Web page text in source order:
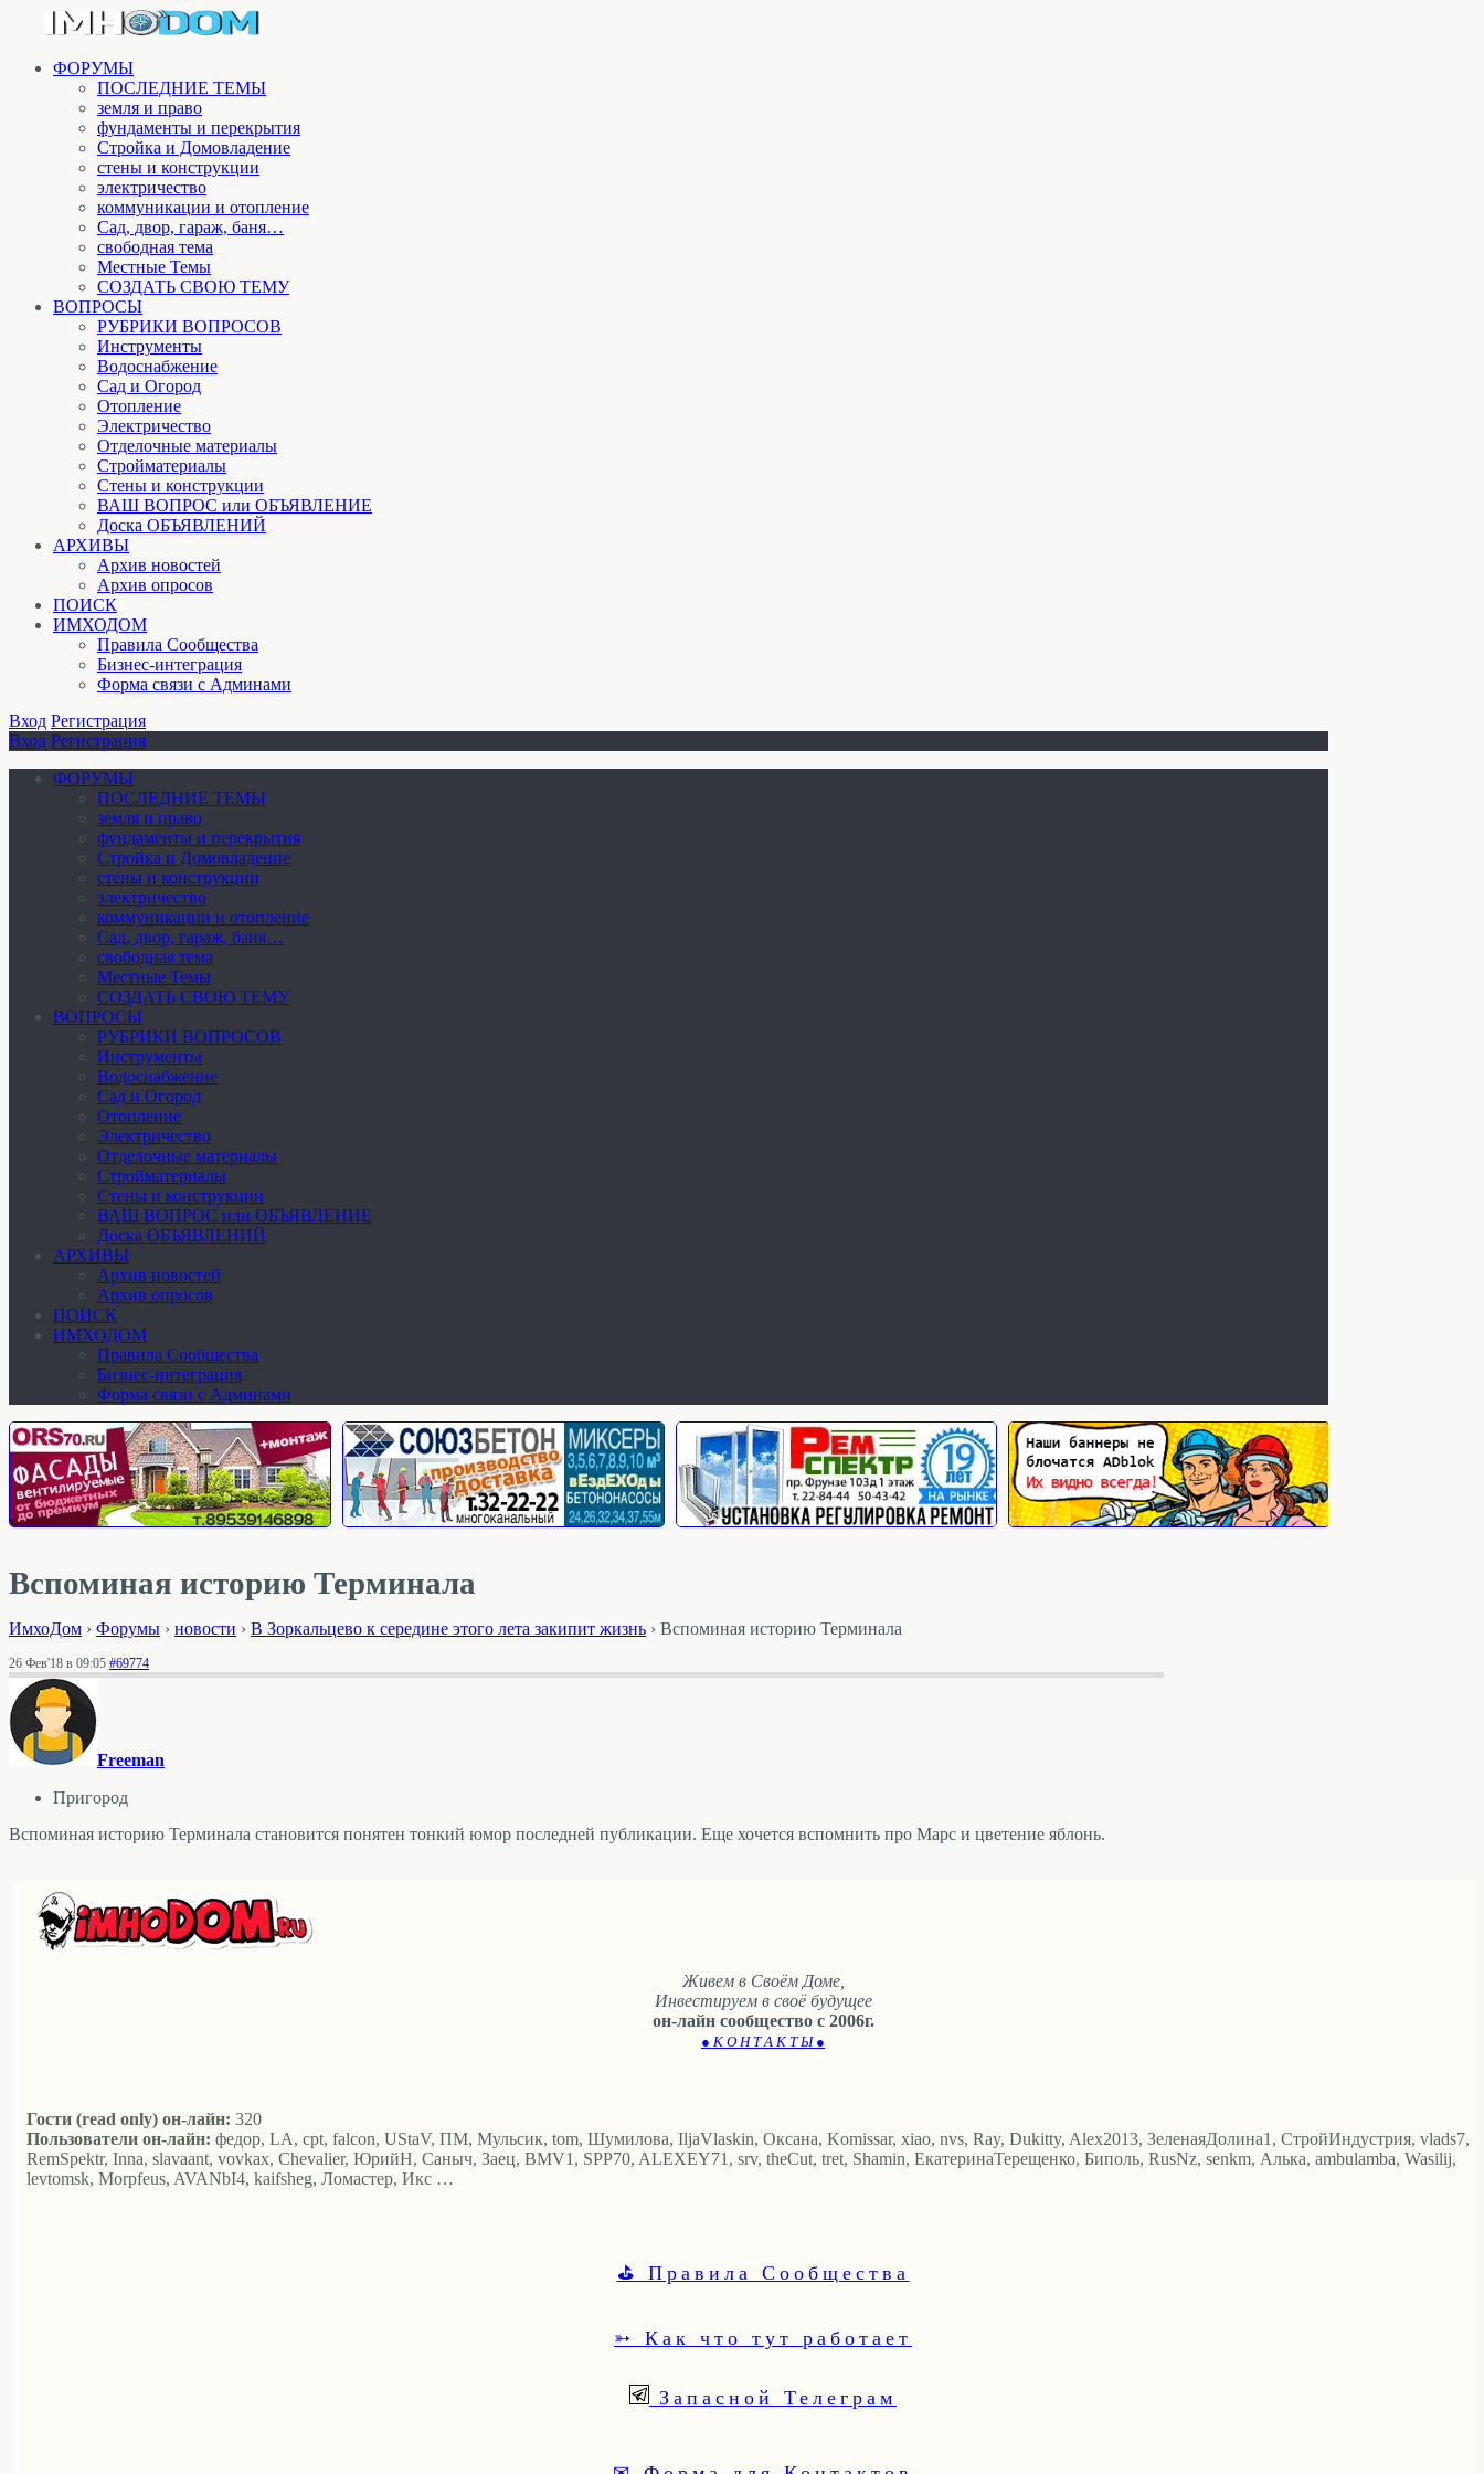
ФОРУМЫ
ПОСЛЕДНИЕ ТЕМЫ
земля и право
фундаменты и перекрытия
Стройка и Домовладение
стены и конструкции
электричество
коммуникации и отопление
Cад, двор, гараж, баня…
свободная тема
Местные Темы
СОЗДАТЬ СВОЮ ТЕМУ
ВОПРОСЫ
РУБРИКИ ВОПРОСОВ
Инструменты
Водоснабжение
Сад и Огород
Отопление
Электричество
Отделочные материалы
Стройматериалы
Стены и конструкции
ВАШ ВОПРОС или ОБЪЯВЛЕНИЕ
Доска ОБЪЯВЛЕНИЙ
АРХИВЫ
Архив новостей
Архив опросов
ПОИСК
ИМХОДОМ
Правила Сообщества
Бизнес-интеграция
Форма связи с Админами
Вход Регистрация
Вход Регистрация
ФОРУМЫ
ПОСЛЕДНИЕ ТЕМЫ
земля и право
фундаменты и перекрытия
Стройка и Домовладение
стены и конструкции
электричество
коммуникации и отопление
Cад, двор, гараж, баня…
свободная тема
Местные Темы
СОЗДАТЬ СВОЮ ТЕМУ
ВОПРОСЫ
РУБРИКИ ВОПРОСОВ
Инструменты
Водоснабжение
Сад и Огород
Отопление
Электричество
Отделочные материалы
Стройматериалы
Стены и конструкции
ВАШ ВОПРОС или ОБЪЯВЛЕНИЕ
Доска ОБЪЯВЛЕНИЙ
АРХИВЫ
Архив новостей
Архив опросов
ПОИСК
ИМХОДОМ
Правила Сообщества
Бизнес-интеграция
Форма связи с Админами
Вспоминая историю Терминала
ИмхоДом › Форумы › новости › В Зоркальцево к середине этого лета закипит жизнь › Вспоминая историю Терминала
26 Фев'18 в 09:05 #69774
Freeman
Пригород
Вспоминая историю Терминала становится понятен тонкий юмор последней публикации. Еще хочется вспомнить про Марс и цветение яблонь.
Живем в Своём Доме,
Инвестируем в своё будущее
он-лайн сообщество с 2006г.
● К О Н Т А К Т Ы ●
Гости (read only) он-лайн: 320
Пользователи он-лайн: федор, LA, cpt, falcon, UStaV, ПМ, Мульсик, tom, Шумилова, IljaVlaskin, Оксана, Komissar, xiao, nvs, Ray, Dukitty, Alex2013, ЗеленаяДолина1, СтройИндустрия, vlads7,
RemSpektr, Inna, slavaant, vovkax, Chevalier, ЮрийН, Саныч, Заец, BMV1, SPP70, ALEXEY71, srv, theCut, tret, Shamin, ЕкатеринаТерещенко, Биполь, RusNz, senkm, Алька, ambulamba, Wasilij,
levtomsk, Morpfeus, AVANbI4, kaifsheg, Ломастер, Икс …
⛳ Правила Сообщества
➳ Как что тут работает
Запасной Телеграм